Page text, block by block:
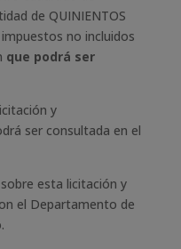
de QUINIENTOS
impuestos no incluidos
que podrá ser
y
ser consultada en el
esta licitación y
el Departamento de